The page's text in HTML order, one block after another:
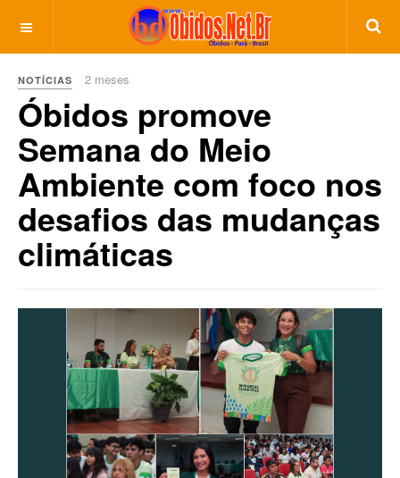
NOTÍCIAS 2 meses
Óbidos promove
Semana do Meio
Ambiente com foco nos
desafios das mudanças
climáticas